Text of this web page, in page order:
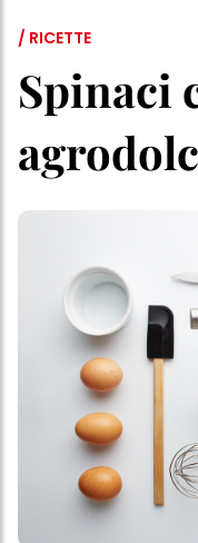
/ RICETTE
Spinaci